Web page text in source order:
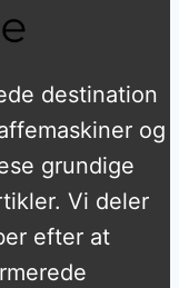
destination
og
grundige
Vi deler
efter at